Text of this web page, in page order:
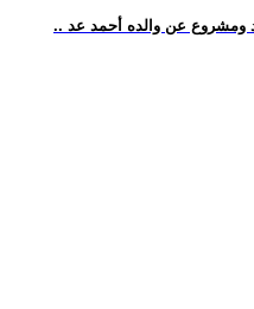
ومشروع عن والده أحمد عد